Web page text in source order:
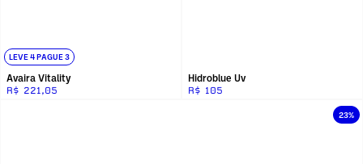
LEVE 4 PAGUE 3
Avaira Vitality
R$ 221,05
23%
Hidroblue Uv
R$ 105